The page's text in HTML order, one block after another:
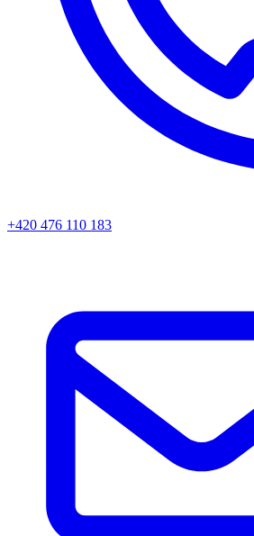
+420 476 110 183